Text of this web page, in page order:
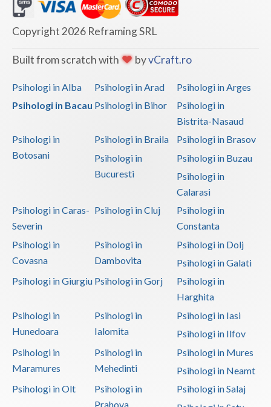
Copyright 2026 Reframing SRL
Built from scratch with byvCraft.ro
Psihologi in Alba Psihologi in Arad
Psihologi in Arges
Psihologi in Bacau Psihologi in Bihor
Psihologi in
Bistrita-Nasaud
Psihologi in
Botosani
Psihologi in Braila
Psihologi in Brasov
Psihologi in
Bucuresti
Psihologi in Buzau
Psihologi in
Calarasi
Psihologi in Caras-
Severin
Psihologi in Cluj
Psihologi in
Constanta
Psihologi in
Covasna
Psihologi in
Dambovita
Psihologi in Dolj
Psihologi in Galati
Psihologi in Giurgiu Psihologi in Gorj
Psihologi in
Harghita
Psihologi in
Hunedoara
Psihologi in
Ialomita
Psihologi in Iasi
Psihologi in Ilfov
Psihologi in
Maramures
Psihologi in
Mehedinti
Psihologi in Mures
Psihologi in Neamt
Psihologi in Olt
Psihologi in
Prahova
Psihologi in Salaj